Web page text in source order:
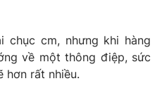
chục cm, nhưng khi hàng
về một thông điệp, sức
hơn rất nhiều.